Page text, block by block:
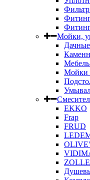
Мойки,
Мойки
EKKO
Frap
FRUD